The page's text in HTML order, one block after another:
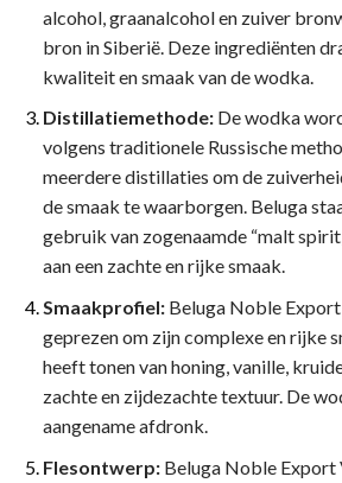
alcohol, graanalcohol en zuiver
bron in Siberië. Deze ingrediënten
kwaliteit en smaak van de wodka.
Distillatiemethode:De wodka
volgens traditionele Russische
meerdere distillaties om de
de smaak te waarborgen. Beluga
gebruik van zogenaamde “malt
aan een zachte en rijke smaak.
Smaakprofiel:Beluga Noble
geprezen om zijn complexe en rijke
heeft tonen van honing, vanille,
zachte en zijdezachte textuur. De
aangename afdronk.
Flesontwerp:Beluga Noble Export